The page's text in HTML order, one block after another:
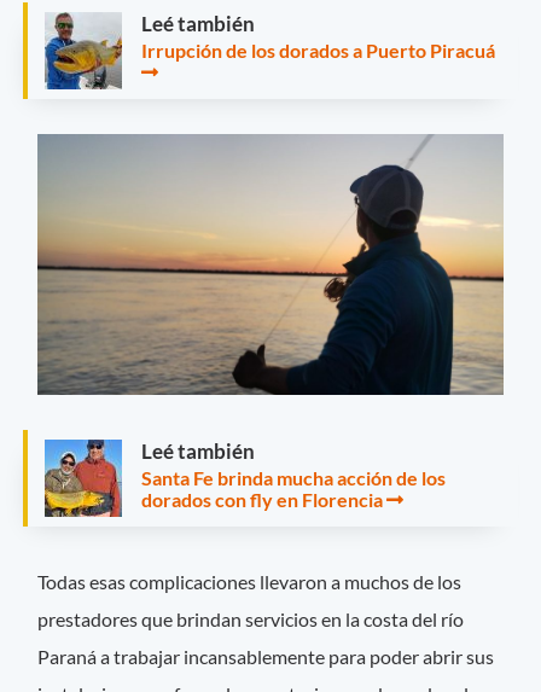
Leé también
Irrupción de los dorados a Puerto Piracuá
Leé también
Santa Fe brinda mucha acción de los
dorados con fly en Florencia
Todas esas complicaciones llevaron a muchos de los
prestadores que brindan servicios en la costa del río
Paraná a trabajar incansablemente para poder abrir sus